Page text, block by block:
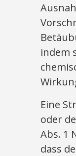
indem
Eine
oder
Abs. 1
dass